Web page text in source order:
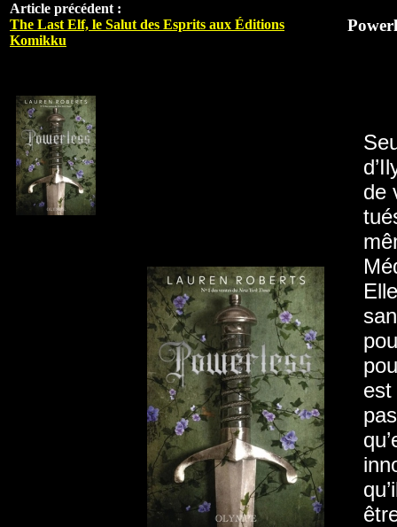
Article précédent :
The Last Elf, le Salut des Esprits aux Éditions
Komikku
de
est